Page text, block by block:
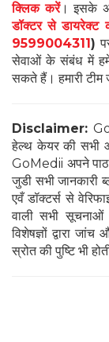
क्लिक करें। इसके
डॉक्टर से
9599004311 )
सेवाओं के संबंध में
सकते हैं। हमारी
Disclaimer:
हेल्थ केयर की सभी
GoMedii अपने
जुडी सभी जानकारी
एवँ डॉक्टर्स से
वाली सभी सूचनाओं
विशेषज्ञों द्वारा
स्रोत की पुष्टि भी